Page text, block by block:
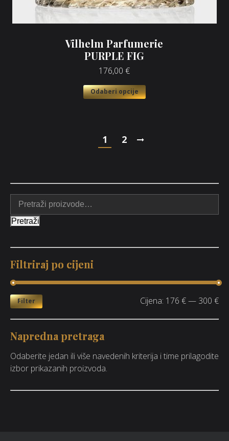
Vilhelm Parfumerie
PURPLE FIG
176,00 €
Odaberi opcije
1 2
Pretraži
Filtriraj po cijeni
Filter Cijena: 176 €— 300 €
Napredna pretraga
Odaberite jedan ili više navedenih kriterija i time prilagodite
izbor prikazanih proizvoda.